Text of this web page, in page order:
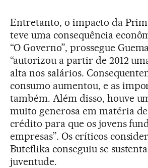
Entretanto, o impacto da
teve uma consequência
“O Governo”, prossegue
“autorizou a partir de 2012
alta nos salários.
consumo aumentou, e as
também. Além disso, houve
muito generosa em matéria
crédito para que os jovens
empresas”. Os críticos
Buteflika conseguiu se
juventude.